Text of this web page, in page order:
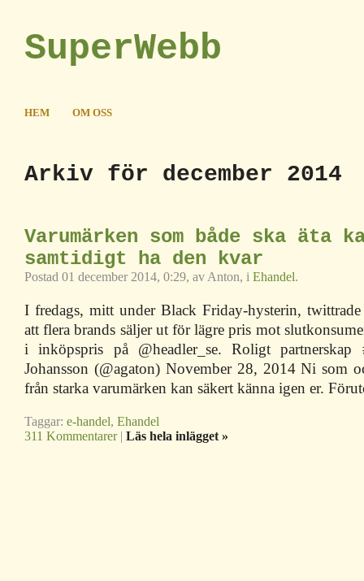
SuperWebb
HEM OM OSS
Arkiv för december 2014
Varumärken som både ska äta
samtidigt ha den kvar
Postad 01 december 2014, 0:29, av Anton, i Ehandel.
I fredags, mitt under Black Friday-hysterin,
att flera brands säljer ut för lägre pris mot
i inköpspris på @headler_se. Roligt
Johansson (@agaton) November 28, 2014 Ni som
från starka varumärken kan säkert känna igen er.
Taggar: e-handel, Ehandel
311 Kommentarer| Läs hela inlägget »